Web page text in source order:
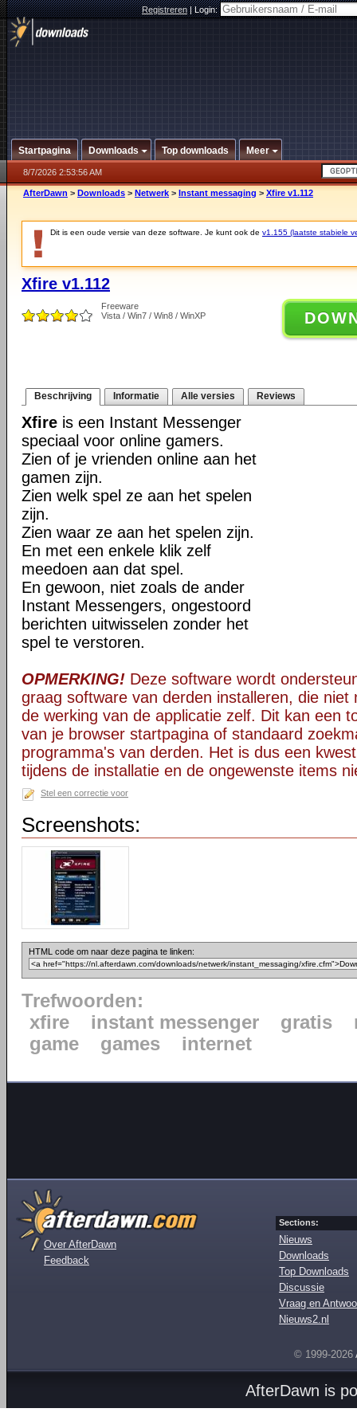
Registreren|Login:
Startpagina Downloads Top downloads Meer
8/7/2026 2:53:56 AM
AfterDawn > Downloads > Netwerk > Instant messaging > Xfire v1.112
Dit is een oude versie van deze software. Je kunt ook de v1.155 (laatste stabiele
Xfire v1.112
Freeware
Vista / Win7 / Win8 / WinXP
Beschrijving Informatie Alle versies Reviews
Xfire is een Instant Messenger
speciaal voor online gamers.
Zien of je vrienden online aan het
gamen zijn.
Zien welk spel ze aan het spelen
zijn.
Zien waar ze aan het spelen zijn.
En met een enkele klik zelf
meedoen aan dat spel.
En gewoon, niet zoals de ander
Instant Messengers, ongestoord
berichten uitwisselen zonder het
spel te verstoren.
OPMERKING! Deze software wordt
graag software van derden installeren, die niet
de werking van de applicatie zelf. Dit kan een
van je browser startpagina of standaard
programma's van derden. Het is dus een
tijdens de installatie en de ongewenste items
Stel een correctie voor
Screenshots:
HTML code om naar deze pagina te linken:
Trefwoorden:
xfire
instant messenger gratis
game
games internet
Over AfterDawn
Feedback
Sections:
Nieuws
Downloads
Top Downloads
Discussie
Vraag en
Nieuws2.nl
© 1999-2026
AfterDawn is